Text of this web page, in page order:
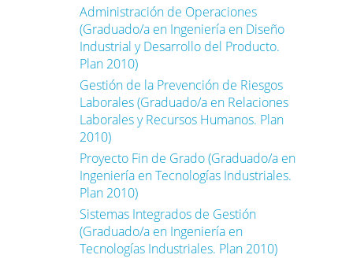
Administración de Operaciones
(Graduado/a en Ingeniería en Diseño
Industrial y Desarrollo del Producto.
Plan 2010)
Gestión de la Prevención de Riesgos
Laborales (Graduado/a en Relaciones
Laborales y Recursos Humanos. Plan
2010)
Proyecto Fin de Grado (Graduado/a en
Ingeniería en Tecnologías Industriales.
Plan 2010)
Sistemas Integrados de Gestión
(Graduado/a en Ingeniería en
Tecnologías Industriales. Plan 2010)